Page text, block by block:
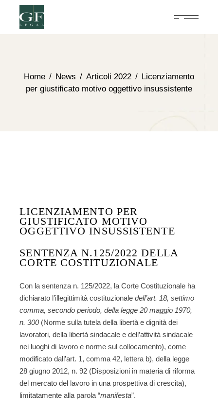
Home News Articoli 2022
Licenziamento
per giustificato motivo oggettivo insussistente
LICENZIAMENTO PER
GIUSTIFICATO MOTIVO
OGGETTIVO INSUSSISTENTE
SENTENZA N.125/2022 DELLA
CORTE COSTITUZIONALE
Con lasentenza n. 125/2022, la Corte Costituzionale ha
dichiarato l’illegittimità costituzionale dell’art. 18, settimo
comma, secondo periodo, della legge 20 maggio 1970,
n. 300(Norme sulla tutela della libertà e dignità dei
lavoratori, della libertà sindacale e dell’attività sindacale
nei luoghi di lavoro e norme sul collocamento), come
modificato dall’art. 1, comma 42, lettera b), della legge
28 giugno 2012, n. 92 (Disposizioni in materia di riforma
del mercato del lavoro in una prospettiva di crescita),
limitatamente alla parola “manifesta”.